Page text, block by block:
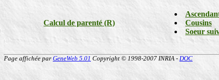
Calcul de parenté (R)
Cousins
Soeur
Page affichée par GeneWeb 5.01 Copyright © 1998-2007 INRIA - DOC